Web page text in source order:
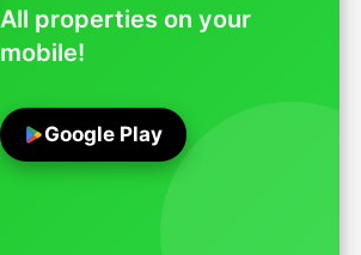
All properties on your
mobile!
Google Play